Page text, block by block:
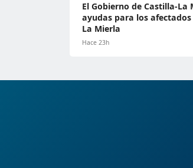
El Gobierno de Castilla-La
ayudas para los
La Mierla
Hace 23h